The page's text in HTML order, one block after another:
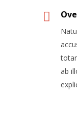
ab